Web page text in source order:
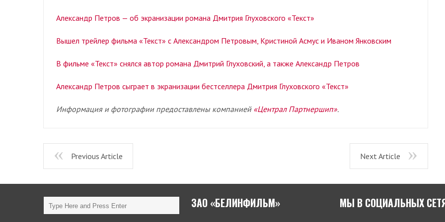
Александр Петров — об экранизации романа Дмитрия Глуховского «Текст»
Вышел трейлер фильма «Текст» с Александром Петровым, Кристиной Асмус и Иваном Янковским
В фильме «Текст» снялся автор романа Дмитрий Глуховский, а также Александр Петров
Александр Петров сыграет в экранизации бестселлера Дмитрия Глуховского «Текст»
Информация и фотографии предоставлены компанией «Централ Партнершип».
Previous Article Next Article
ЗАО «БЕЛИНФИЛЬМ» МЫ В СОЦИАЛЬНЫХ